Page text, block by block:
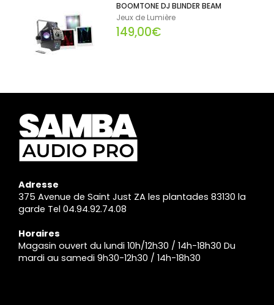
BOOMTONE DJ BLINDER BEAM
Jeux de Lumière
149,00€
Adresse
375 Avenue de Saint Just ZA les plantades 83130 la
garde Tel 04.94.92.74.08
Horaires
Magasin ouvert du lundi 10h/12h30 / 14h-18h30 Du
mardi au samedi 9h30-12h30 / 14h-18h30